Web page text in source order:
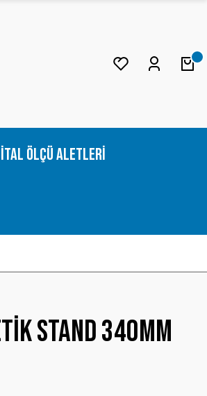
Ölçü Aletleri
Stand 340mm